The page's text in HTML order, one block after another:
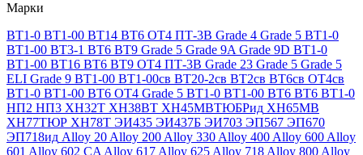
Марки
ВТ1-0 ВТ1-00 ВТ14 ВТ6 ОТ4 ПТ-3В Grade 4 Grade 5 ВТ1-0
ВТ1-00 ВТ3-1 ВТ6 ВТ9 Grade 5 Grade 9A Grade 9D ВТ1-0
ВТ1-00 ВТ16 ВТ6 ВТ9 ОТ4 ПТ-3В Grade 23 Grade 5 Grade 5
ELI Grade 9 ВТ1-00 ВТ1-00св ВТ20-2св ВТ2св ВТ6св ОТ4св
ВТ1-0 ВТ1-00 ВТ6 ОТ4 Grade 5 ВТ1-0 ВТ1-00 ВТ6 ВТ6 ВТ1-0
НП2 НП3 ХН32Т ХН38ВТ ХН45МВТЮБРид ХН65МВ
ХН77ТЮР ХН78Т ЭИ435 ЭИ437Б ЭИ703 ЭП567 ЭП670
ЭП718ид Alloy 20 Alloy 200 Alloy 330 Alloy 400 Alloy 600 Alloy
601 Alloy 602 CA Alloy 617 Alloy 625 Alloy 718 Alloy 800 Alloy